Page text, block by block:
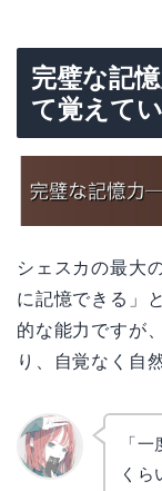
完璧な記
て覚えて
シェスカの最大
に記憶できる」
的な能力ですが
り、自覚なく自
「
くら